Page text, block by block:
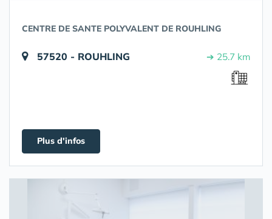
CENTRE DE SANTE POLYVALENT DE ROUHLING
57520 - ROUHLING ➔ 25.7 km
Plus d'infos